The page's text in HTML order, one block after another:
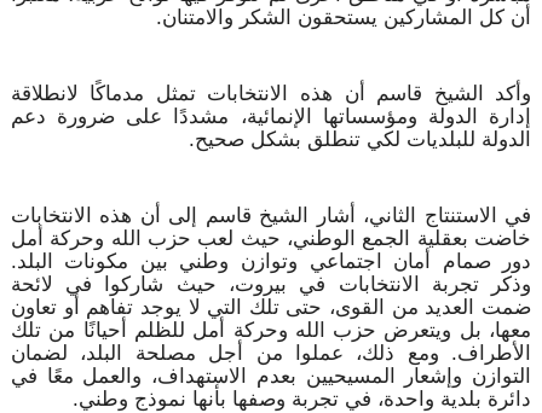
أن كل المشاركين يستحقون الشكر والامتنان.
وأكد الشيخ قاسم أن هذه الانتخابات تمثل مدماكًا لانطلاقة
إدارة الدولة ومؤسساتها الإنمائية، مشددًا على ضرورة دعم
الدولة للبلديات لكي تنطلق بشكل صحيح.
في الاستنتاج الثاني، أشار الشيخ قاسم إلى أن هذه الانتخابات
خاضت بعقلية الجمع الوطني، حيث لعب حزب الله وحركة أمل
دور صمام أمان اجتماعي وتوازن وطني بين مكونات البلد.
وذكر تجربة الانتخابات في بيروت، حيث شاركوا في لائحة
ضمت العديد من القوى، حتى تلك التي لا يوجد تفاهم أو تعاون
معها، بل ويتعرض حزب الله وحركة أمل للظلم أحيانًا من تلك
الأطراف. ومع ذلك، عملوا من أجل مصلحة البلد، لضمان
التوازن وإشعار المسيحيين بعدم الاستهداف، والعمل معًا في
دائرة بلدية واحدة، في تجربة وصفها بأنها نموذج وطني.